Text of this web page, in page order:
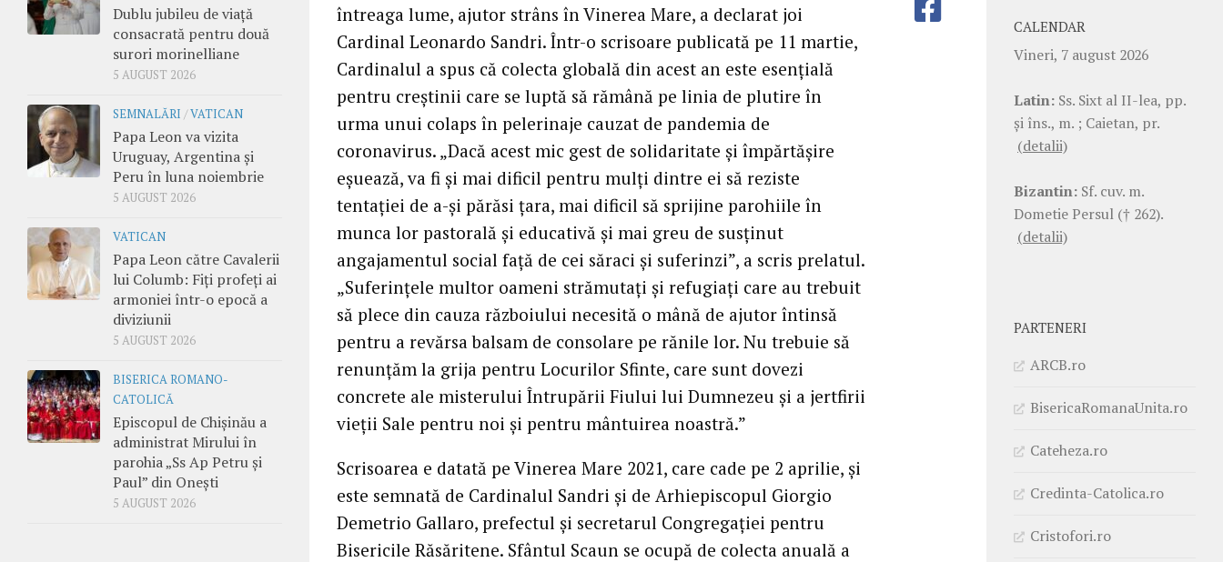
întreaga lume, ajutor strâns în Vinerea Mare, a declarat joi
Cardinal Leonardo Sandri. Într-o scrisoare publicată pe 11 martie,
Cardinalul a spus că colecta globală din acest an este esențială
pentru creștinii care se luptă să rămână pe linia de plutire în
urma unui colaps în pelerinaje cauzat de pandemia de
coronavirus. „Dacă acest mic gest de solidaritate și împărtășire
eșuează, va fi și mai dificil pentru mulți dintre ei să reziste
tentației de a-și părăsi țara, mai dificil să sprijine parohiile în
munca lor pastorală și educativă și mai greu de susținut
angajamentul social față de cei săraci și suferinzi”, a scris prelatul.
„Suferințele multor oameni strămutați și refugiați care au trebuit
să plece din cauza războiului necesită o mână de ajutor întinsă
pentru a revărsa balsam de consolare pe rănile lor. Nu trebuie să
renunțăm la grija pentru Locurilor Sfinte, care sunt dovezi
concrete ale misterului Întrupării Fiului lui Dumnezeu și a jertfirii
vieții Sale pentru noi și pentru mântuirea noastră.”
Scrisoarea e datată pe Vinerea Mare 2021, care cade pe 2 aprilie, și
este semnată de Cardinalul Sandri și de Arhiepiscopul Giorgio
Demetrio Gallaro, prefectul și secretarul Congregației pentru
Bisericile Răsăritene. Sfântul Scaun se ocupă de colecta anuală a
Dublu jubileu de viață
consacrată pentru două
surori morinelliane
5 AUGUST 2026
SEMNALĂRI /VATICAN
Papa Leon va vizita
Uruguay, Argentina și
Peru în luna noiembrie
5 AUGUST 2026
VATICAN
Papa Leon către Cavalerii
lui Columb: Fiți profeți ai
armoniei într-o epocă a
diviziunii
5 AUGUST 2026
BISERICA ROMANO-
CATOLICĂ
Episcopul de Chișinău a
administrat Mirului în
parohia „Ss Ap Petru și
Paul” din Onești
5 AUGUST 2026
CALENDAR
Vineri, 7 august 2026
Latin: Ss. Sixt al II-lea, pp.
şi îns., m. ; Caietan, pr.
(detalii)
Bizantin: Sf. cuv. m.
Dometie Persul († 262).
(detalii)
PARTENERI
ARCB.ro
BisericaRomanaUnita.ro
Cateheza.ro
Credinta-Catolica.ro
Cristofori.ro